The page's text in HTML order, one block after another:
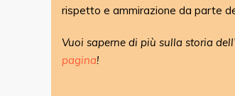
rispetto e ammirazione da parte
Vuoi saperne di più sulla storia
pagina!